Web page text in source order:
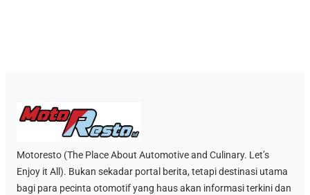
Motoresto (The Place About Automotive and Culinary. Let’s
Enjoy it All). Bukan sekadar portal berita, tetapi destinasi utama
bagi para pecinta otomotif yang haus akan informasi terkini dan